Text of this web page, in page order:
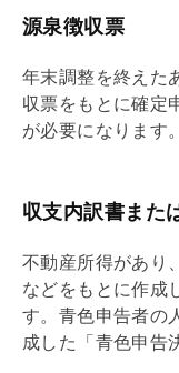
源泉徴収票
年末調整を終えた
収票をもとに確定
が必要になります。
収支内訳書また
不動産所得があり、
などをもとに作成
す。 青色申告者の
成した「 青色申告